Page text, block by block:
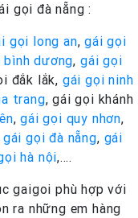
gọi đà nẵng :
gọi long an,gái gọi
bình dương, gái gọi
đắk lắk, gái gọi ninh
trang, gái gọi khánh
,gái gọi quy nhơn,
gái gọi đà nẵng, gái
hà nội,….
gaigoi phù hợp với
ra những em hàng